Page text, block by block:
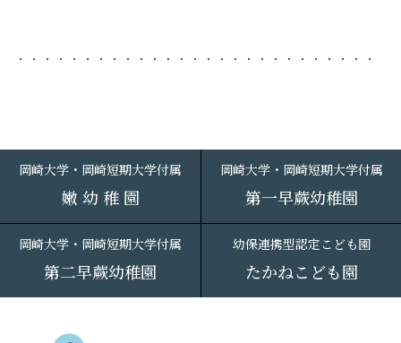
岡崎大学・岡崎短期大学付属
嫩 幼 稚 園
岡崎大学・岡崎短期大学付属
第一早蕨幼稚園
岡崎大学・岡崎短期大学付属
第二早蕨幼稚園
幼保連携型認定こども園
たかねこども園